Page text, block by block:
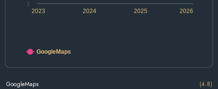
2024 2026
2023 2025
1
GoogleMaps
GoogleMaps (4.8)